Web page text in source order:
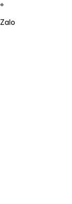
Zalo